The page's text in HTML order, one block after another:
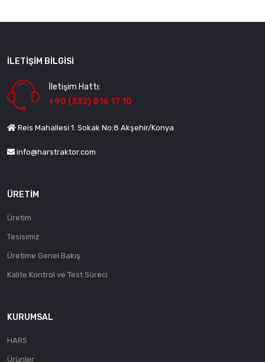
İLETIŞIM BILGISI
İletişim Hattı:
+90 (332) 816 17 10
Reis Mahallesi 1. Sokak No:8 Akşehir/Konya
info@harstraktor.com
ÜRETIM
Üretim
Tesisimiz
Üretime Genel Bakış
Kalite Kontrol ve Test Süreci
KURUMSAL
HARS
Ürünler